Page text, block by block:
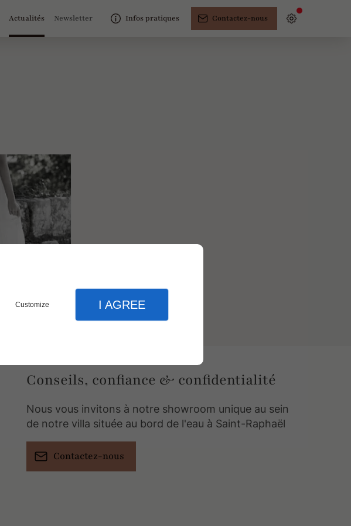
Customize I AGREE
Actualités Newsletter Infos pratiques Contactez-nous
Conseils, confiance & confidentialité
Nous vous invitons à notre showroom unique au sein
de notre villa située au bord de l'eau à Saint-Raphaël
Contactez-nous